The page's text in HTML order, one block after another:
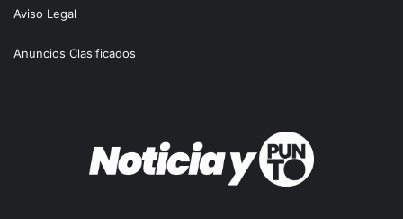
Aviso Legal
Anuncios Clasificados